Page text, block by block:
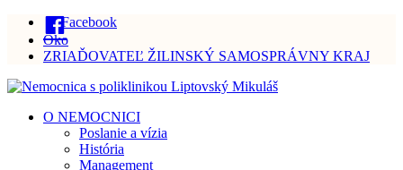
Facebook
Oko
ZRIAĎOVATEĽ ŽILINSKÝ SAMOSPRÁVNY KRAJ
O NEMOCNICI
Poslanie a vízia
História
Management